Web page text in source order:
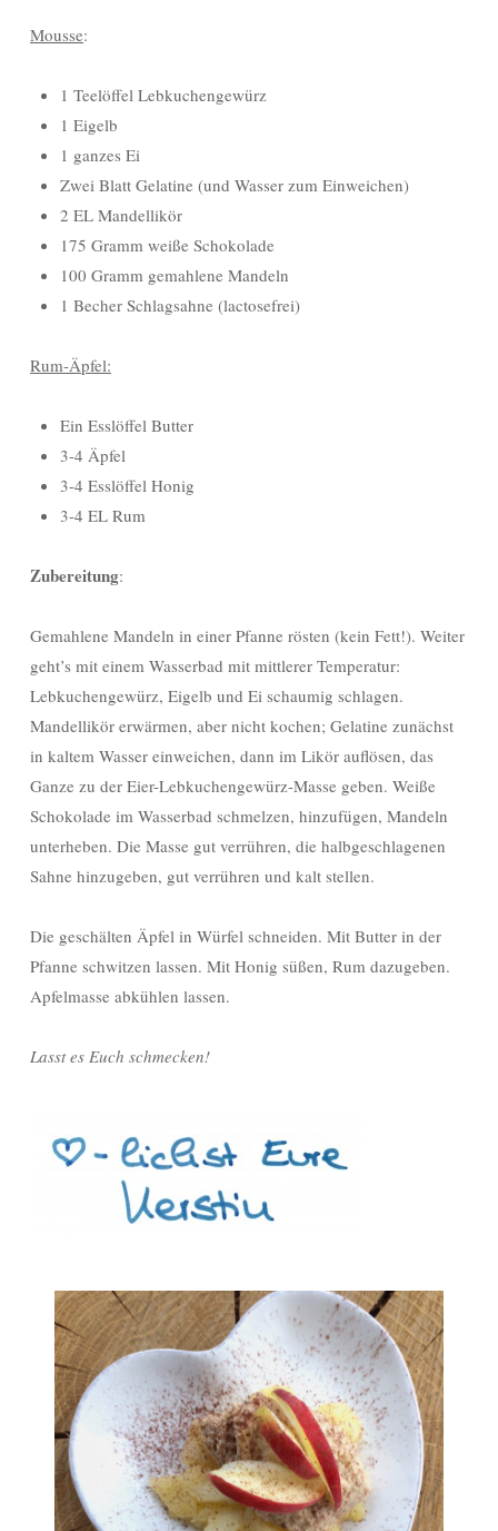
Mousse:
1 Teelöffel Lebkuchengewürz
1 Eigelb
1 ganzes Ei
Zwei Blatt Gelatine (und Wasser zum Einweichen)
2 EL Mandellikör
175 Gramm weiße Schokolade
100 Gramm gemahlene Mandeln
1 Becher Schlagsahne (lactosefrei)
Rum-Äpfel:
Ein Esslöffel Butter
3-4 Äpfel
3-4 Esslöffel Honig
3-4 EL Rum
Zubereitung:
Gemahlene Mandeln in einer Pfanne rösten (kein Fett!). Weiter
geht’s mit einem Wasserbad mit mittlerer Temperatur:
Lebkuchengewürz, Eigelb und Ei schaumig schlagen.
Mandellikör erwärmen, aber nicht kochen; Gelatine zunächst
in kaltem Wasser einweichen, dann im Likör auflösen, das
Ganze zu der Eier-Lebkuchengewürz-Masse geben. Weiße
Schokolade im Wasserbad schmelzen, hinzufügen, Mandeln
unterheben. Die Masse gut verrühren, die halbgeschlagenen
Sahne hinzugeben, gut verrühren und kalt stellen.
Die geschälten Äpfel in Würfel schneiden. Mit Butter in der
Pfanne schwitzen lassen. Mit Honig süßen, Rum dazugeben.
Apfelmasse abkühlen lassen.
Lasst es Euch schmecken!